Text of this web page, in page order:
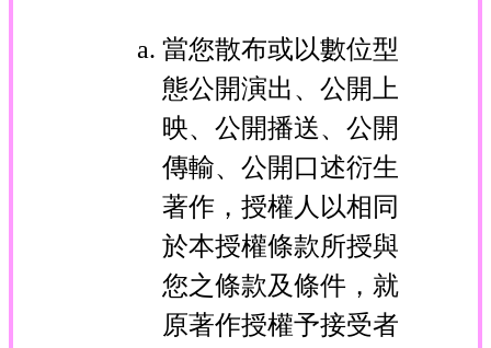
當您散布或以數位型
態公開演出、公開上
映、公開播送、公開
傳輸、公開口述衍生
著作，授權人以相同
於本授權條款所授與
您之條款及條件，就
原著作授權予接受者